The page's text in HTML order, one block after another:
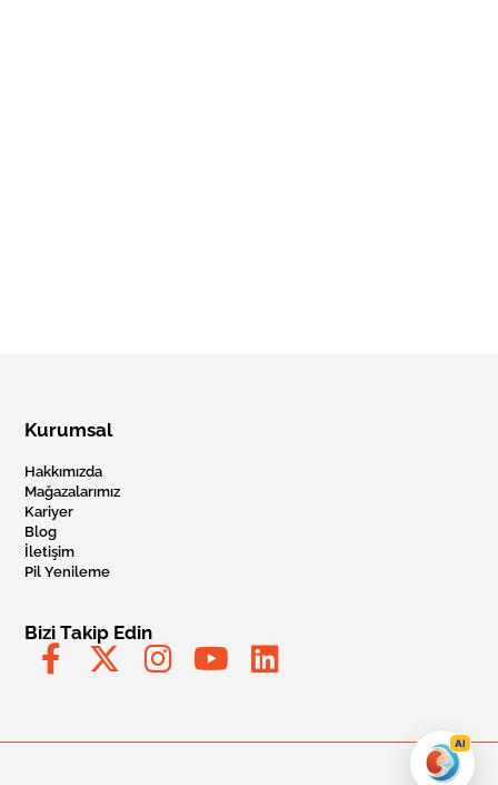
Kurumsal
Hakkımızda
Mağazalarımız
Kariyer
Blog
İletişim
Pil Yenileme
Bizi Takip Edin
AI